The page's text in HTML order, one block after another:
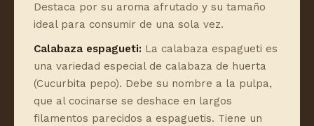
Destaca por su aroma afrutado y su tamaño
ideal para consumir de una sola vez.
Calabaza espagueti: La calabaza espagueti es
una variedad especial de calabaza de huerta
(Cucurbita pepo). Debe su nombre a la pulpa,
que al cocinarse se deshace en largos
filamentos parecidos a espaguetis. Tiene un